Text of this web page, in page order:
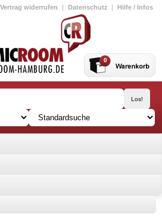
Vertrag widerrufen | Datenschutz | Hilfe / Infos
0